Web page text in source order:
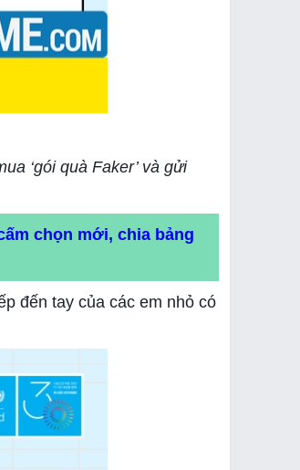
‘gói quà Faker’ và gửi
chọn mới, chia bảng
đến tay của các em nhỏ có